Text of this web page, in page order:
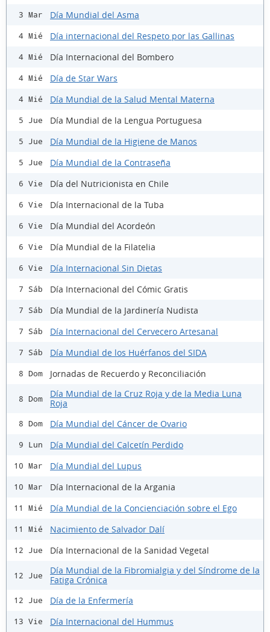
3 Mar Día Mundial del Asma
4 Mié Día internacional del Respeto por las Gallinas
4 Mié Día Internacional del Bombero
4 Mié Día de Star Wars
4 Mié Día Mundial de la Salud Mental Materna
5 Jue Día Mundial de la Lengua Portuguesa
5 Jue Día Mundial de la Higiene de Manos
5 Jue Día Mundial de la Contraseña
6 Vie Día del Nutricionista en Chile
6 Vie Día Internacional de la Tuba
6 Vie Día Mundial del Acordeón
6 Vie Día Mundial de la Filatelia
6 Vie Día Internacional Sin Dietas
7 Sáb Día Internacional del Cómic Gratis
7 Sáb Día Mundial de la Jardinería Nudista
7 Sáb Día Internacional del Cervecero Artesanal
7 Sáb Día Mundial de los Huérfanos del SIDA
8 Dom Jornadas de Recuerdo y Reconciliación
8 Dom
Día Mundial de la Cruz Roja y de la Media Luna
Roja
8 Dom Día Mundial del Cáncer de Ovario
9 Lun Día Mundial del Calcetín Perdido
10 Mar Día Mundial del Lupus
10 Mar Día Internacional de la Argania
11 Mié Día Mundial de la Concienciación sobre el Ego
11 Mié Nacimiento de Salvador Dalí
12 Jue Día Internacional de la Sanidad Vegetal
12 Jue
Día Mundial de la Fibromialgia y del Síndrome de la
Fatiga Crónica
12 Jue Día de la Enfermería
13 Vie Día Internacional del Hummus